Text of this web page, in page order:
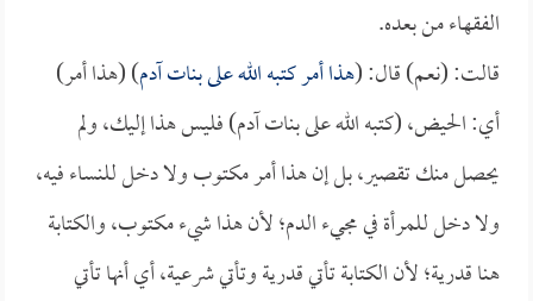
الفقهاء من بعده.
قالت: (نعم) قال: (هذا أمر كتبه الله على بنات آدم) (هذا أمر)
أي: الحيض، (كتبه الله على بنات آدم) فليس هذا إليك، ولم
يحصل منك تقصير، بل إن هذا أمر مكتوب ولا دخل للنساء فيه،
ولا دخل للمرأة في مجيء الدم؛ لأن هذا شيء مكتوب، والكتابة
هنا قدرية؛ لأن الكتابة تأتي قدرية وتأتي شرعية، أي أنها تأتي